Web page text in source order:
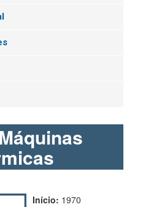
Início: 1970